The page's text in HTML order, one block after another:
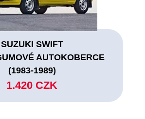
SUZUKI SWIFT
AUTOKOBERCE
(1983-1989)
1.420 CZK